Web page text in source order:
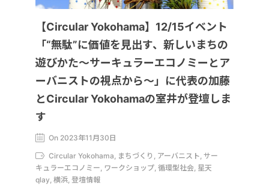
【Circular Yokohama】12/15イベント
「“無駄”に価値を見出す、新しいまちの
遊びかた〜サーキュラーエコノミーとア
ーバニストの視点から〜」に代表の加藤
とCircular Yokohamaの室井が登壇しま
す
On 2023年11月30日
Circular Yokohama, まちづくり, アーバニスト, サー
キュラーエコノミー, ワークショップ, 循環型社会, 星天
qlay, 横浜, 登壇情報